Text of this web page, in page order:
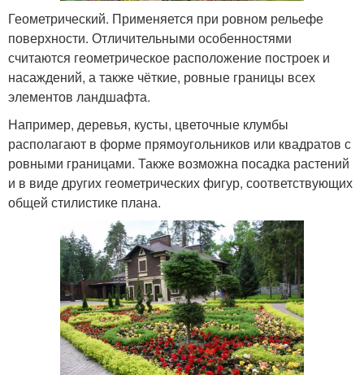
Геометрический. Применяется при ровном рельефе
поверхности. Отличительными особенностями
считаются геометрическое расположение построек и
насаждений, а также чёткие, ровные границы всех
элементов ландшафта.
Например, деревья, кусты, цветочные клумбы
располагают в форме прямоугольников или квадратов с
ровными границами. Также возможна посадка растений
и в виде других геометрических фигур, соответствующих
общей стилистике плана.